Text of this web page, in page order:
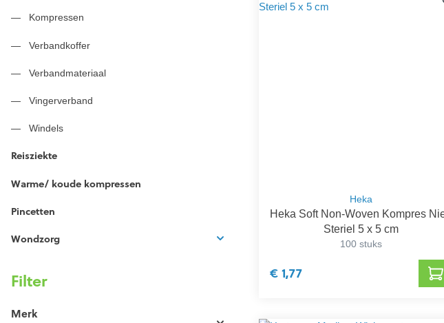
Kompressen
Verbandkoffer
Verbandmateriaal
Vingerverband
Windels
Reisziekte
Warme/ koude kompressen
Pincetten
Wondzorg
Filter
Merk
Heka
Heka Soft Non-Woven Kompres
Steriel 5 x 5 cm
100 stuks
€ 1,77